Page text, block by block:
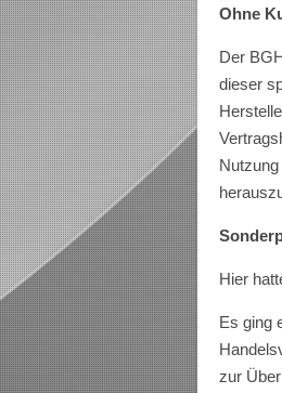
Ohne
Der
dieser
Hier
Es ging
zur